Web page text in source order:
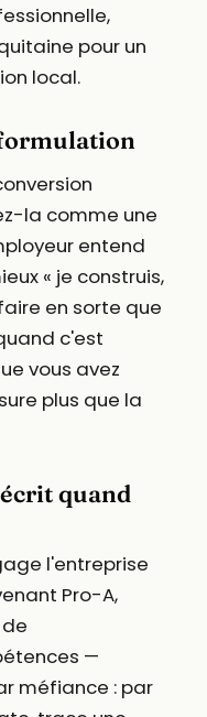
pour un
local.
la comme une
entend
« je construis,
en sorte que
c'est
vous avez
plus que la
quand
l'entreprise
Pro-A,
—
méfiance : par